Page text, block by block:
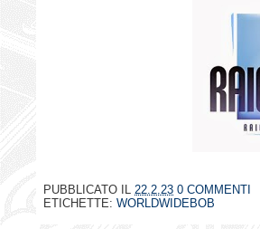
PUBBLICATO IL 22.2.23 0 COMMENTI
ETICHETTE: WORLDWIDEBOB